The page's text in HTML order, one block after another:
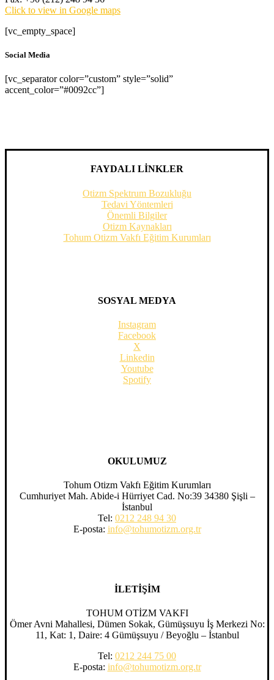
Click to view in Google maps
[vc_empty_space]
Social Media
[vc_separator color=”custom” style=”solid”
accent_color=”#0092cc”]
FAYDALI LİNKLER
Otizm Spektrum Bozukluğu
Tedavi Yöntemleri
Önemli Bilgiler
Otizm Kaynakları
Tohum Otizm Vakfı Eğitim Kurumları
SOSYAL MEDYA
Instagram
Facebook
X
Linkedin
Youtube
Spotify
OKULUMUZ
Tohum Otizm Vakfı Eğitim Kurumları
Cumhuriyet Mah. Abide-i Hürriyet Cad. No:39 34380 Şişli –
İstanbul
Tel: 0212 248 94 30
E-posta: info@tohumotizm.org.tr
İLETİŞİM
TOHUM OTİZM VAKFI
Ömer Avni Mahallesi, Dümen Sokak, Gümüşsuyu İş Merkezi No:
11, Kat: 1, Daire: 4 Gümüşsuyu / Beyoğlu – İstanbul
Tel: 0212 244 75 00
E-posta: info@tohumotizm.org.tr